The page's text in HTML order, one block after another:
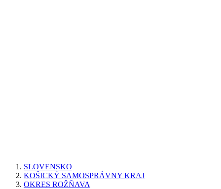
SLOVENSKO
KOŠICKÝ SAMOSPRÁVNY KRAJ
OKRES ROŽŇAVA